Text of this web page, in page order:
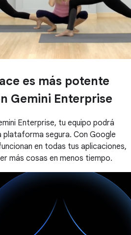
es más potente
Gemini Enterprise
Enterprise, tu equipo podrá
plataforma segura. Con Google
en todas tus aplicaciones,
más cosas en menos tiempo.